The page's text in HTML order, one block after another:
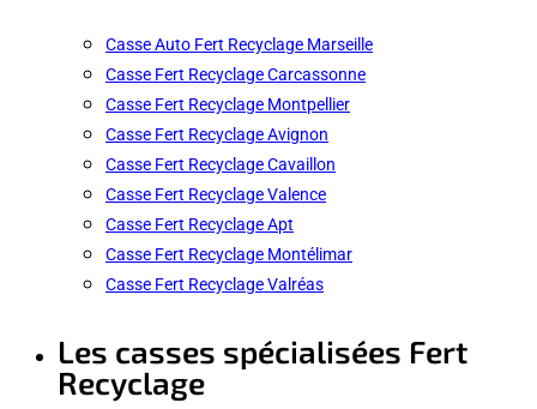
Casse Auto Fert Recyclage Marseille
Casse Fert Recyclage Carcassonne
Casse Fert Recyclage Montpellier
Casse Fert Recyclage Avignon
Casse Fert Recyclage Cavaillon
Casse Fert Recyclage Valence
Casse Fert Recyclage Apt
Casse Fert Recyclage Montélimar
Casse Fert Recyclage Valréas
Les casses spécialisées Fert
Recyclage